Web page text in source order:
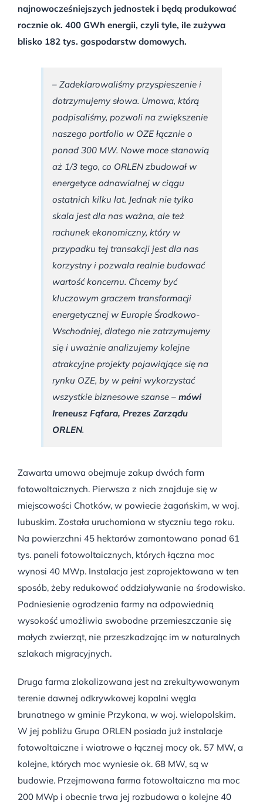
najnowocześniejszych jednostek i będą produkować
rocznie ok. 400 GWh energii, czyli tyle, ile zużywa
blisko 182 tys. gospodarstw domowych.
– Zadeklarowaliśmy przyspieszenie i
dotrzymujemy słowa. Umowa, którą
podpisaliśmy, pozwoli na zwiększenie
naszego portfolio w OZE łącznie o
ponad 300 MW. Nowe moce stanowią
aż 1/3 tego, co ORLEN zbudował w
energetyce odnawialnej w ciągu
ostatnich kilku lat. Jednak nie tylko
skala jest dla nas ważna, ale też
rachunek ekonomiczny, który w
przypadku tej transakcji jest dla nas
korzystny i pozwala realnie budować
wartość koncernu. Chcemy być
kluczowym graczem transformacji
energetycznej w Europie Środkowo-
Wschodniej, dlatego nie zatrzymujemy
się i uważnie analizujemy kolejne
atrakcyjne projekty pojawiąjące się na
rynku OZE, by w pełni wykorzystać
wszystkie biznesowe szanse – mówi
Ireneusz Fąfara, Prezes Zarządu
ORLEN.
Zawarta umowa obejmuje zakup dwóch farm
fotowoltaicznych. Pierwsza z nich znajduje się w
miejscowości Chotków, w powiecie żagańskim, w woj.
lubuskim. Została uruchomiona w styczniu tego roku.
Na powierzchni 45 hektarów zamontowano ponad 61
tys. paneli fotowoltaicznych, których łączna moc
wynosi 40 MWp. Instalacja jest zaprojektowana w ten
sposób, żeby redukować oddziaływanie na środowisko.
Podniesienie ogrodzenia farmy na odpowiednią
wysokość umożliwia swobodne przemieszczanie się
małych zwierząt, nie przeszkadzając im w naturalnych
szlakach migracyjnych.
Druga farma zlokalizowana jest na zrekultywowanym
terenie dawnej odkrywkowej kopalni węgla
brunatnego w gminie Przykona, w woj. wielopolskim.
W jej pobliżu Grupa ORLEN posiada już instalacje
fotowoltaiczne i wiatrowe o łącznej mocy ok. 57 MW, a
kolejne, których moc wyniesie ok. 68 MW, są w
budowie. Przejmowana farma fotowoltaiczna ma moc
200 MWp i obecnie trwa jej rozbudowa o kolejne 40